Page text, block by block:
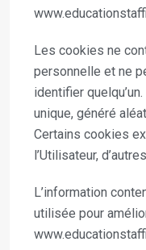
Les cookies ne
personnelle et ne
identifier
unique, généré
Certains cookies
l’Utilisateur,
L’information
utilisée pour